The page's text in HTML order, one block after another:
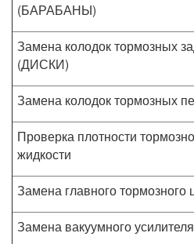
(БАРАБАНЫ)
Замена колодок тормозных
(ДИСКИ)
Замена колодок тормозных
Проверка плотности
жидкости
Замена главного тормозного
Замена вакуумного